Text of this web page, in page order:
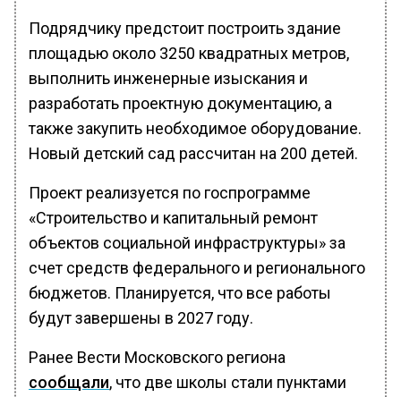
Подрядчику предстоит построить здание
площадью около 3250 квадратных метров,
выполнить инженерные изыскания и
разработать проектную документацию, а
также закупить необходимое оборудование.
Новый детский сад рассчитан на 200 детей.
Проект реализуется по госпрограмме
«Строительство и капитальный ремонт
объектов социальной инфраструктуры» за
счет средств федерального и регионального
бюджетов. Планируется, что все работы
будут завершены в 2027 году.
Ранее Вести Московского региона
сообщали, что две школы стали пунктами